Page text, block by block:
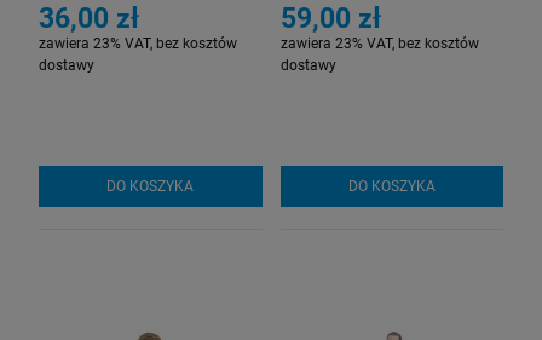
36,00 zł
zawiera 23% VAT, bez kosztów
dostawy
DO KOSZYKA
59,00 zł
zawiera 23% VAT, bez kosztów
dostawy
DO KOSZYKA